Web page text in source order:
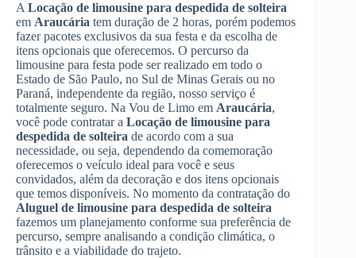
A Locação de limousine para despedida de solteira
em Araucária tem duração de 2 horas, porém podemos
fazer pacotes exclusivos da sua festa e da escolha de
itens opcionais que oferecemos. O percurso da
limousine para festa pode ser realizado em todo o
Estado de São Paulo, no Sul de Minas Gerais ou no
Paraná, independente da região, nosso serviço é
totalmente seguro. Na Vou de Limo em Araucária,
você pode contratar a Locação de limousine para
despedida de solteira de acordo com a sua
necessidade, ou seja, dependendo da comemoração
oferecemos o veículo ideal para você e seus
convidados, além da decoração e dos itens opcionais
que temos disponíveis. No momento da contratação do
Aluguel de limousine para despedida de solteira
fazemos um planejamento conforme sua preferência de
percurso, sempre analisando a condição climática, o
trânsito e a viabilidade do trajeto.